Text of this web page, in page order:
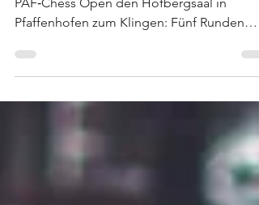
Am 15. November 2025 brachte das 3.
Pfaffenhofen zum Klingen: Fünf Runden
Schnellschach, starke Duelle und ein faires
holte sich Adrian Müller vor Raphael Funk
und Andreas Schwarzrock. Mit dabei:
Spielerinnen und Spieler vom MTV
Pfaffenhofen, SV Ilmmünster, TSV Rohrbach,
der Schachgruppe Pfaffenhofen und der